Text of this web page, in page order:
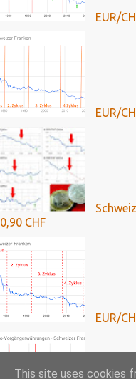
EUR/
EUR/
0,90 CHF
EUR/
This site uses cookies